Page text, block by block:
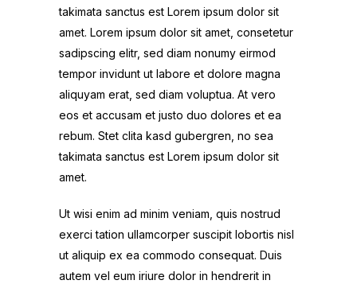
takimata sanctus est Lorem ipsum dolor sit
amet. Lorem ipsum dolor sit amet, consetetur
sadipscing elitr, sed diam nonumy eirmod
tempor invidunt ut labore et dolore magna
aliquyam erat, sed diam voluptua. At vero
eos et accusam et justo duo dolores et ea
rebum. Stet clita kasd gubergren, no sea
takimata sanctus est Lorem ipsum dolor sit
amet.
Ut wisi enim ad minim veniam, quis nostrud
exerci tation ullamcorper suscipit lobortis nisl
ut aliquip ex ea commodo consequat. Duis
autem vel eum iriure dolor in hendrerit in